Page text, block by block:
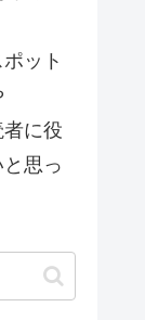
ット
に役
思っ